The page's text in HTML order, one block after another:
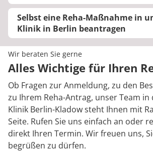
Aufnahme in unsere Reha-Klinik
entsteht dadurch kein zusätzlicher
organisatorischer Aufwand.
Berufsgenossenschaftlichen
Weiterbehandlung (BGSW) in
Bei Bedarf führen wir zudem
berufliche Belastungserprobungen
für Berufsgenossenschaften als
Kostenträger.
Wenn Ihr Arzt Ihnen ambulante
physiotherapeutische Leistungen
können Sie diese – je nach Kapazität
Therapieabteilung in Anspruch
profitieren Sie von unserer
auch ohne stationäre Aufnahme.
Selbst eine Reha-Maßnahme in
Klinik in Berlin beantragen
Wenn Sie eine
eigenständig beantragen möchten,
behandelnder Arzt zunächst die
Notwendigkeit gegenüber dem
Anschließend stellen Sie selbst
fügen das ärztliche Gutachten bei.
Bei offenen Fragen rund um den
unterstützen wir Sie jederzeit gerne
Wir beraten Sie gerne
Alles Wichtige für Ihren
Ob Fragen zur Anmeldung, zu den
zu Ihrem Reha-Antrag, unser Team in
Klinik Berlin-Kladow steht Ihnen mit
Seite. Rufen Sie uns einfach an oder
direkt Ihren Termin. Wir freuen uns,
begrüßen zu dürfen.